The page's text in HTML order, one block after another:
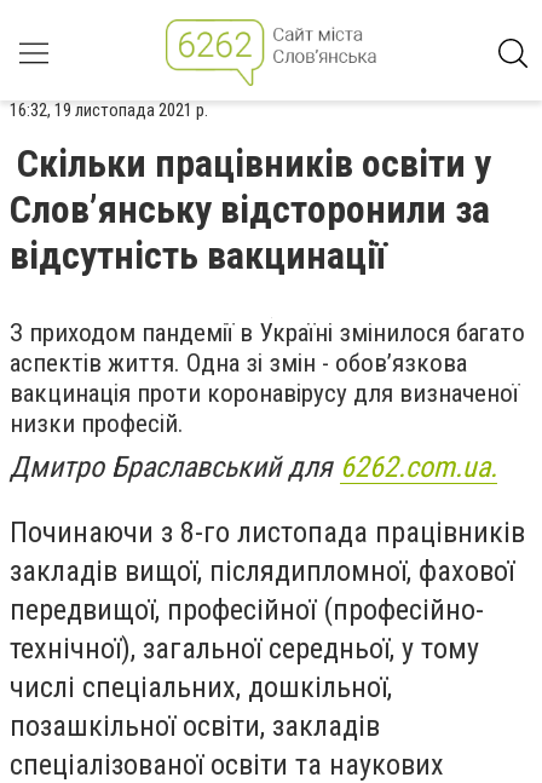
16:32, 19 листопада 2021 р.
Скільки працівників освіти у
Слов’янську відсторонили за
відсутність вакцинації
З приходом пандемії в Україні змінилося багато
аспектів життя. Одна зі змін - обов’язкова
вакцинація проти коронавірусу для визначеної
низки професій.
Дмитро Браславський для 6262.com.ua.
Починаючи з 8-го листопада працівників
закладів вищої, післядипломної, фахової
передвищої, професійної (професійно-
технічної), загальної середньої, у тому
числі спеціальних, дошкільної,
позашкільної освіти, закладів
спеціалізованої освіти та наукових